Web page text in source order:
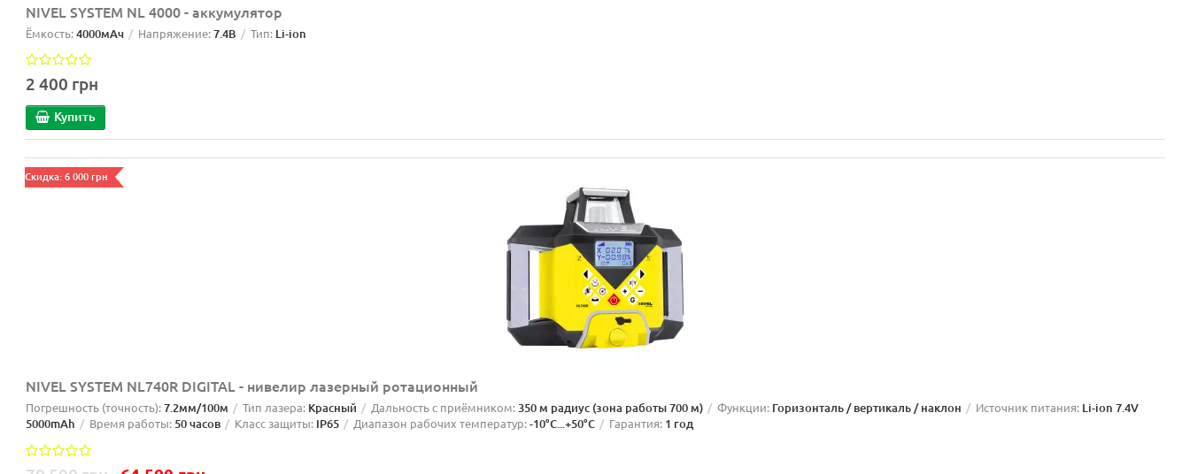
NIVEL SYSTEM NL 4000 - аккумулятор
Ёмкость: 4000мАч Напряжение: 7.4В Тип: Li-ion
2 400 грн
Купить
Скидка: 6 000 грн
NIVEL SYSTEM NL740R DIGITAL - нивелир лазерный ротационный
Погрешность (точность): 7.2мм/100м Тип лазера: Красный Дальность с приёмником: 350 м радиус (зона работы 700 м) Функции: Горизонталь / вертикаль / наклон Источник питания: Li-ion 7.4V
5000mAh
Время работы: 50 часов Класс защиты: IP65 Диапазон рабочих температур: -10°C...+50°C Гарантия: 1 год